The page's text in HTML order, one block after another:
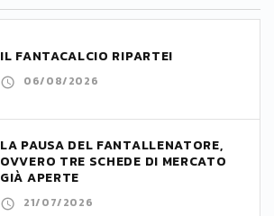
IL FANTACALCIO RIPARTE!
06/08/2026
LA PAUSA DEL FANTALLENATORE,
OVVERO TRE SCHEDE DI MERCATO
GIÀ APERTE
21/07/2026